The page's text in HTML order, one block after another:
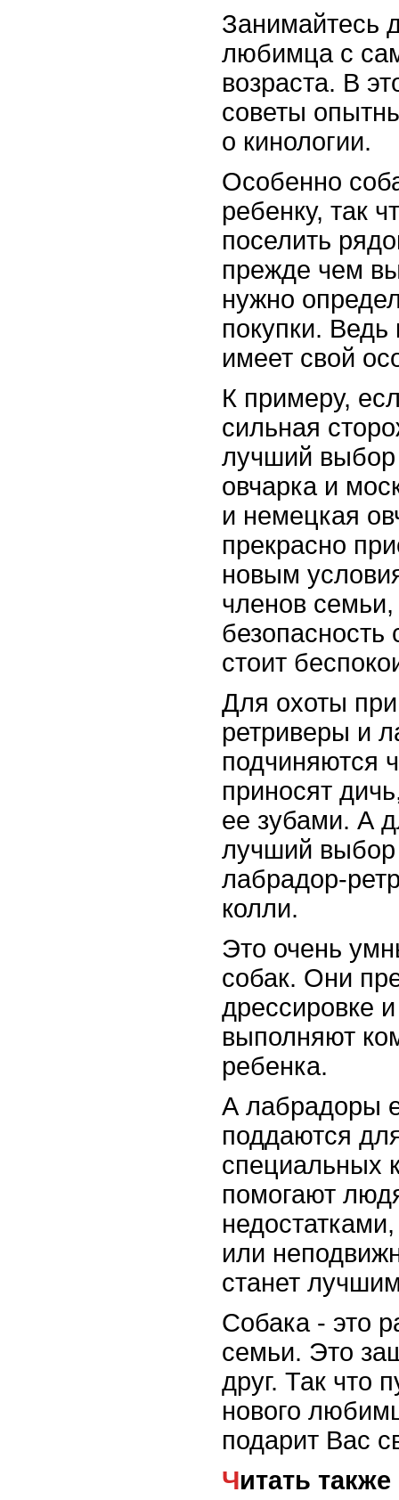
Занимайтесь
любимца с
возраста. В
советы
о кинологии.
Особенно
ребенку, так
поселить
прежде чем
нужно
покупки.
имеет свой
К примеру,
сильная
лучший выбор
овчарка и
и немецкая
прекрасно
новым
членов семьи,
стоит
Для охоты
ретриверы и
подчиняются
приносят
ее зубами. А
лучший выбор
лабрадор-
колли.
Это очень
собак. Они
дрессировке
выполняют
ребенка.
А лабрадоры
поддаются
специальных
помогают
или
станет
Собака - это
семьи. Это
друг. Так что
нового
подарит Вас
Читать также